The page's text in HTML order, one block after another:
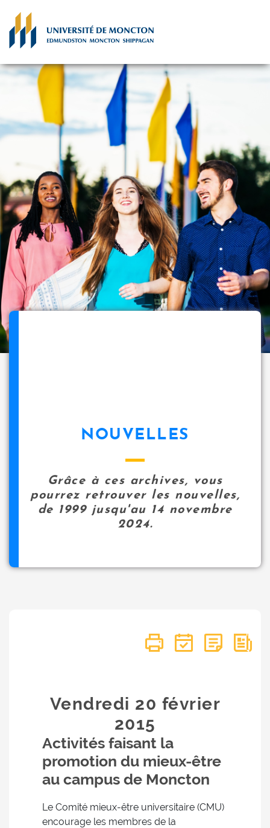
NOUVELLES
Grâce à ces archives, vous
pourrez retrouver les nouvelles,
de 1999 jusqu'au 14 novembre
2024.
Vendredi 20 février
2015
Activités faisant la
promotion du mieux-être
au campus de Moncton
Le Comité mieux-être universitaire (CMU)
encourage les membres de la